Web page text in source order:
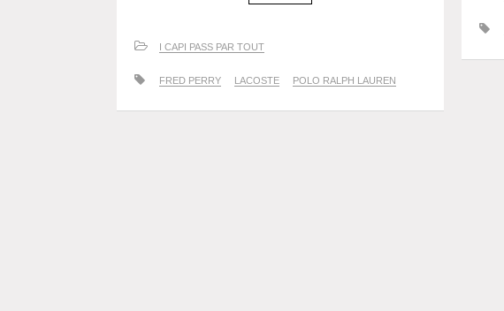
I CAPI PASS PAR TOUT
FRED PERRY LACOSTE POLO RALPH LAUREN